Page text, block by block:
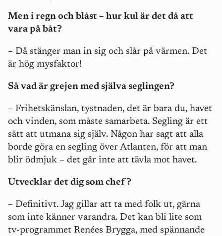
Men i regn och blåst – hur kul är det då att
vara på båt?
– Då stänger man in sig och slår på värmen. Det
är hög mysfaktor!
Så vad är grejen med själva seglingen?
– Frihetskänslan, tystnaden, det är bara du, havet
och vinden, som måste samarbeta. Segling är ett
sätt att utmana sig själv. Någon har sagt att alla
borde göra en segling över Atlanten, för att man
blir ödmjuk – det går inte att tävla mot havet.
Utvecklar det dig som chef?
– Definitivt. Jag gillar att ta med folk ut, gärna
som inte känner varandra. Det kan bli lite som
tv-programmet Renées Brygga, med spännande